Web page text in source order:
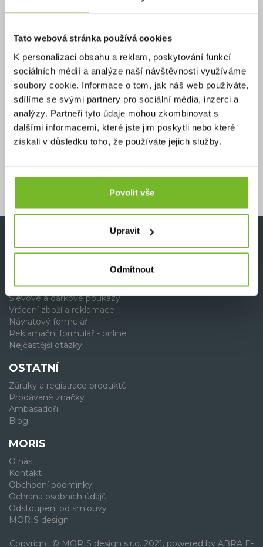
Tato webová stránka používá cookies
K personalizaci obsahu a reklam, poskytování funkcí
sociálních médií a analýze naší návštěvnosti využíváme
soubory cookie. Informace o tom, jak náš web používáte,
sdílíme se svými partnery pro sociální média, inzerci a
analýzy. Partneři tyto údaje mohou zkombinovat s
dalšími informacemi, které jste jim poskytli nebo které
získali v důsledku toho, že používáte jejich služby.
Povolit vše
Upravit
Odmítnout
Více jak 1000 TOP
produktů a příslušenství
na jednom místě
až 25 let
PRO ZÁKAZNÍKY
Věrnostní program
Slevové a dárkové poukazy
Vrácení zboží a reklamace
Návratový formulář
Reklamační formulář - online
Nejčastější otázky
OSTATNÍ
Záruky a registrace produktů
Prodávané značky
Ambasadoři
Blog
MORIS
O nás
Kontakt
Obchodní podmínky
Ochrana osobních údajů
Odstoupení od smlouvy
MORIS design
Copyright © MORIS design s.r.o. 2021, powered by ABRA E-